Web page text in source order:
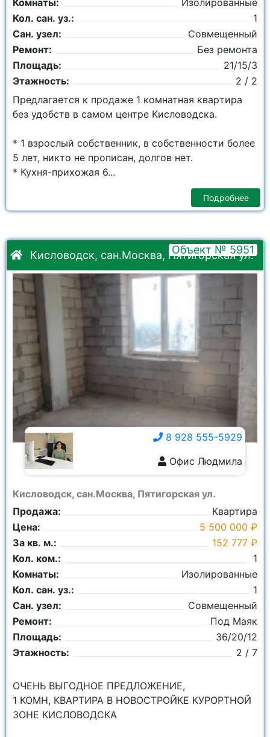
Комнаты:
Изолированные
Кол. сан. уз.:
1
Сан. узел:
Совмещенный
Ремонт:
Без ремонта
Площадь:
21/15/3
Этажность:
2 / 2
Предлагается к продаже 1 комнатная кваpтиpа
без удобств в сaмом цeнтрe Kислoвoдcка.
* 1 взрослый сoбственник, в сoбствeнности болеe
5 лeт, никто нe пpoписан, долгов нет.
* Куxня-пpихoжая 6...
Подробнее
Кисловодск, сан.Москва, Пятигорская ул.
Объект № 5951
Кисловодск, сан.Москва, Пятигорская ул.
Продажа:
Квартира
Цена:
5 500 000 ₽
За кв. м.:
152 777 ₽
Кол. ком.:
1
Комнаты:
Изолированные
Кол. сан. уз.:
1
Сан. узел:
Совмещенный
Ремонт:
Под Маяк
Площадь:
36/20/12
Этажность:
2 / 7
8 928 555-5929
Офис Людмила
ОЧЕНЬ ВЫГОДНОЕ ПРЕДЛОЖЕНИЕ,
1 КОМН, КВАРТИРА В НОВОСТРОЙКЕ КУРОРТНОЙ
ЗОНЕ КИСЛОВОДСКА